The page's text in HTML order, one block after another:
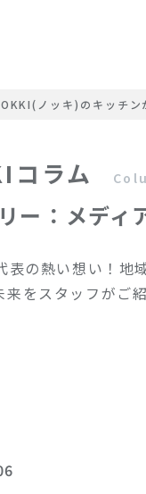
ノッキ)のキッチン
コラム
ー：メディ